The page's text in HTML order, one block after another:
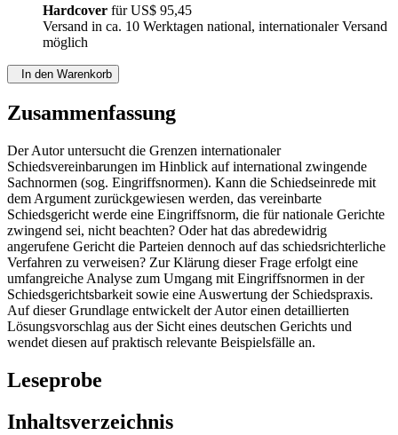
Hardcover fürUS$ 95,45
Versand in ca. 10 Werktagen national, internationaler Versand
möglich
In den Warenkorb
Zusammenfassung
Der Autor untersucht die Grenzen internationaler
Schiedsvereinbarungen im Hinblick auf international zwingende
Sachnormen (sog. Eingriffsnormen). Kann die Schiedseinrede mit
dem Argument zurückgewiesen werden, das vereinbarte
Schiedsgericht werde eine Eingriffsnorm, die für nationale Gerichte
zwingend sei, nicht beachten? Oder hat das abredewidrig
angerufene Gericht die Parteien dennoch auf das schiedsrichterliche
Verfahren zu verweisen? Zur Klärung dieser Frage erfolgt eine
umfangreiche Analyse zum Umgang mit Eingriffsnormen in der
Schiedsgerichtsbarkeit sowie eine Auswertung der Schiedspraxis.
Auf dieser Grundlage entwickelt der Autor einen detaillierten
Lösungsvorschlag aus der Sicht eines deutschen Gerichts und
wendet diesen auf praktisch relevante Beispielsfälle an.
Leseprobe
Inhaltsverzeichnis